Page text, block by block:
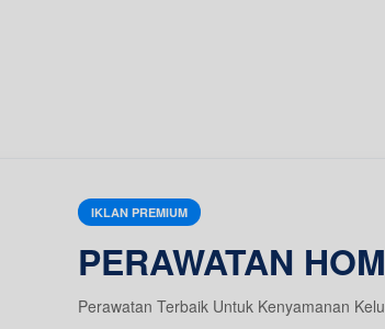
IKLAN PREMIUM
PERAWATAN
Perawatan Terbaik Untuk Kenyamanan